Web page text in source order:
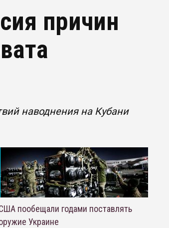
причин
наводнения на Кубани
пообещали годами поставлять
Украине